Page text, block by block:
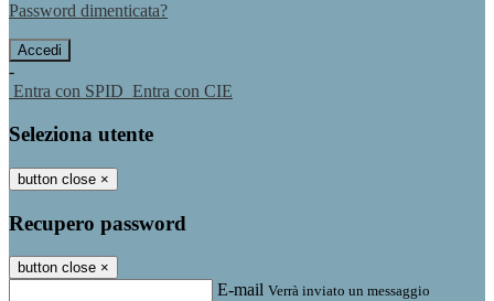
Password dimenticata?
-
Entra con SPID Entra con CIE
Seleziona utente
button close ×
Recupero password
button close ×
E-mail Verrà inviato un messaggio